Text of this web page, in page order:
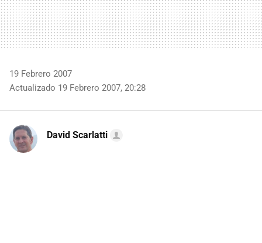
19 Febrero 2007
Actualizado 19 Febrero 2007, 20:28
David Scarlatti